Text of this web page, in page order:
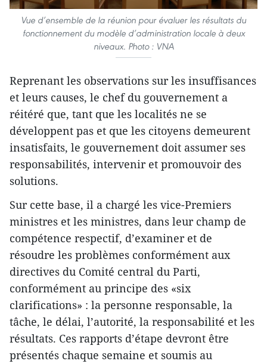
Vue d’ensemble de la réunion pour évaluer les résultats du
fonctionnement du modèle d’administration locale à deux
niveaux. Photo : VNA
Reprenant les observations sur les insuffisances
et leurs causes, le chef du gouvernement a
réitéré que, tant que les localités ne se
développent pas et que les citoyens demeurent
insatisfaits, le gouvernement doit assumer ses
responsabilités, intervenir et promouvoir des
solutions.
Sur cette base, il a chargé les vice-Premiers
ministres et les ministres, dans leur champ de
compétence respectif, d’examiner et de
résoudre les problèmes conformément aux
directives du Comité central du Parti,
conformément au principe des «six
clarifications» : la personne responsable, la
tâche, le délai, l’autorité, la responsabilité et les
résultats. Ces rapports d’étape devront être
présentés chaque semaine et soumis au